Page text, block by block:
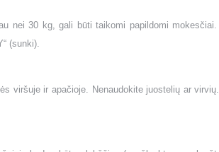
nei 30 kg, gali būti taikomi papildomi
(sunki).
viršuje ir apačioje. Nenaudokite juostelių ar